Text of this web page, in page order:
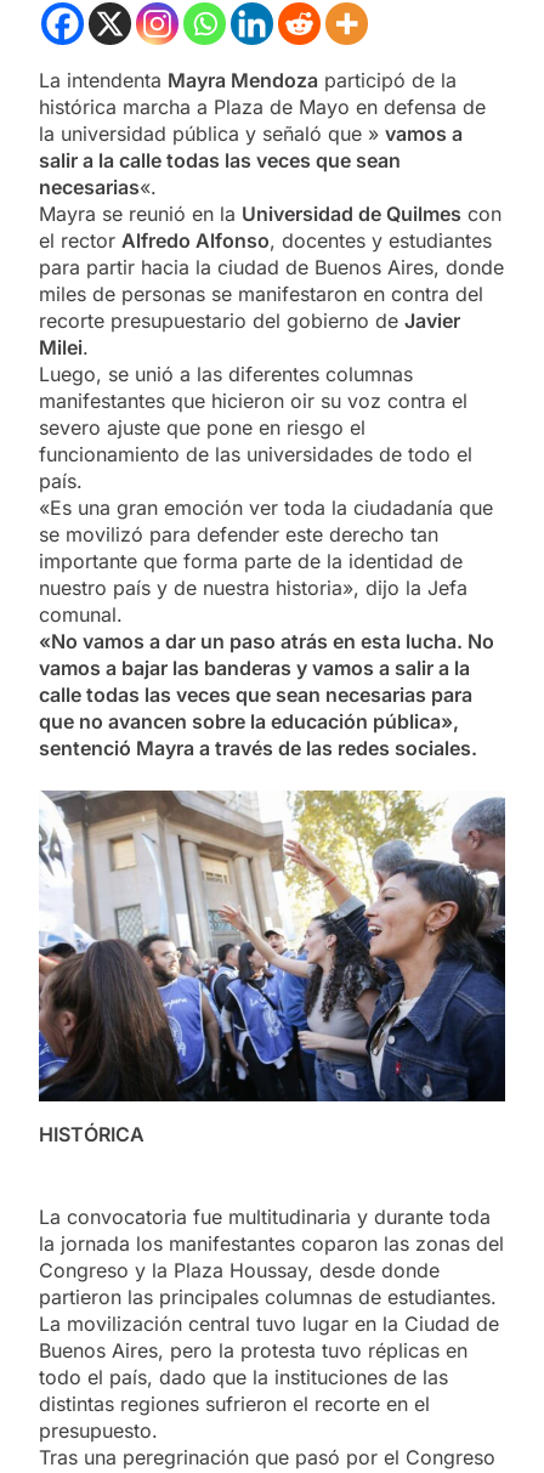
La intendenta Mayra Mendoza participó de la
histórica marcha a Plaza de Mayo en defensa de
la universidad pública y señaló que » vamos a
salir a la calle todas las veces que sean
necesarias«.
Mayra se reunió en la Universidad de Quilmes con
el rector Alfredo Alfonso, docentes y estudiantes
para partir hacia la ciudad de Buenos Aires, donde
miles de personas se manifestaron en contra del
recorte presupuestario del gobierno de Javier
Milei.
Luego, se unió a las diferentes columnas
manifestantes que hicieron oir su voz contra el
severo ajuste que pone en riesgo el
funcionamiento de las universidades de todo el
país.
«Es una gran emoción ver toda la ciudadanía que
se movilizó para defender este derecho tan
importante que forma parte de la identidad de
nuestro país y de nuestra historia», dijo la Jefa
comunal.
«No vamos a dar un paso atrás en esta lucha. No
vamos a bajar las banderas y vamos a salir a la
calle todas las veces que sean necesarias para
que no avancen sobre la educación pública»,
sentenció Mayra a través de las redes sociales.
HISTÓRICA
La convocatoria fue multitudinaria y durante toda
la jornada los manifestantes coparon las zonas del
Congreso y la Plaza Houssay, desde donde
partieron las principales columnas de estudiantes.
La movilización central tuvo lugar en la Ciudad de
Buenos Aires, pero la protesta tuvo réplicas en
todo el país, dado que la instituciones de las
distintas regiones sufrieron el recorte en el
presupuesto.
Tras una peregrinación que pasó por el Congreso